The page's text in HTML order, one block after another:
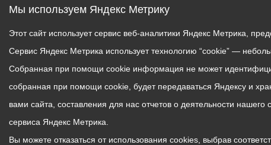
Мы используем Яндекс Метрику
Этот сайт использует сервис веб-аналитики Яндекс Метрика,
Сервис Яндекс Метрика использует технологию “cookie” —
Собранная при помощи cookie информация не может
собранная при помощи cookie, будет передаваться Яндексу и
вами сайта, составления для нас отчетов о деятельности
сервиса Яндекс Метрика.
Вы можете отказаться от использования cookies, выбрав